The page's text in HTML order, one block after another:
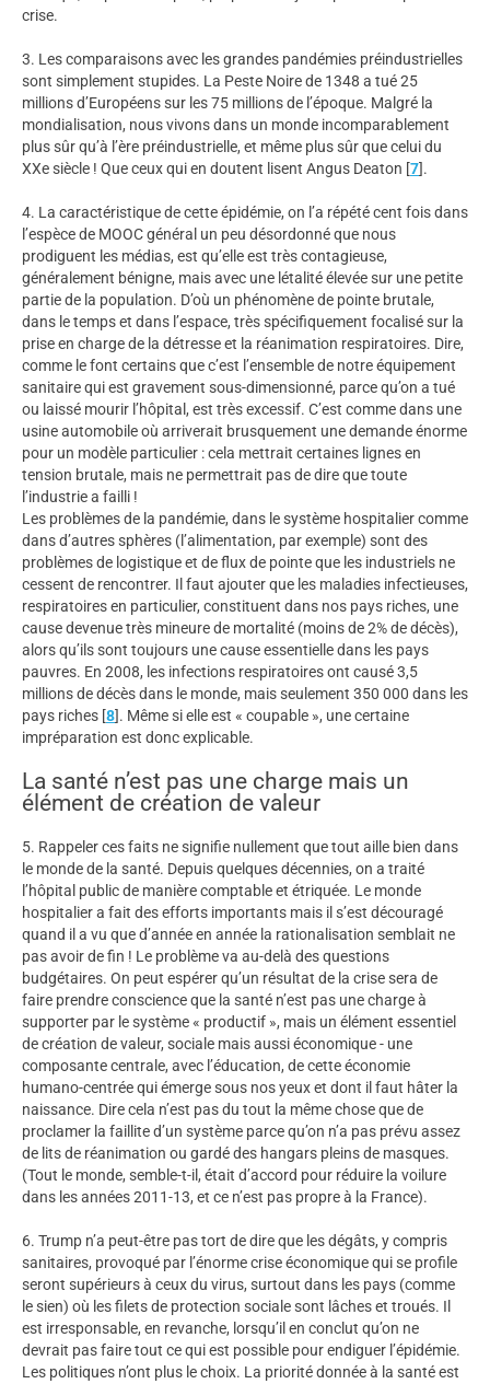
crise.
3. Les comparaisons avec les grandes pandémies préindustrielles
sont simplement stupides. La Peste Noire de 1348 a tué 25
millions d’Européens sur les 75 millions de l’époque. Malgré la
mondialisation, nous vivons dans un monde incomparablement
plus sûr qu’à l’ère préindustrielle, et même plus sûr que celui du
XXe siècle ! Que ceux qui en doutent lisent Angus Deaton [7].
4. La caractéristique de cette épidémie, on l’a répété cent fois dans
l’espèce de MOOC général un peu désordonné que nous
prodiguent les médias, est qu’elle est très contagieuse,
généralement bénigne, mais avec une létalité élevée sur une petite
partie de la population. D’où un phénomène de pointe brutale,
dans le temps et dans l’espace, très spécifiquement focalisé sur la
prise en charge de la détresse et la réanimation respiratoires. Dire,
comme le font certains que c’est l’ensemble de notre équipement
sanitaire qui est gravement sous-dimensionné, parce qu’on a tué
ou laissé mourir l’hôpital, est très excessif. C’est comme dans une
usine automobile où arriverait brusquement une demande énorme
pour un modèle particulier : cela mettrait certaines lignes en
tension brutale, mais ne permettrait pas de dire que toute
l’industrie a failli !
Les problèmes de la pandémie, dans le système hospitalier comme
dans d’autres sphères (l’alimentation, par exemple) sont des
problèmes de logistique et de flux de pointe que les industriels ne
cessent de rencontrer. Il faut ajouter que les maladies infectieuses,
respiratoires en particulier, constituent dans nos pays riches, une
cause devenue très mineure de mortalité (moins de 2% de décès),
alors qu’ils sont toujours une cause essentielle dans les pays
pauvres. En 2008, les infections respiratoires ont causé 3,5
millions de décès dans le monde, mais seulement 350 000 dans les
pays riches [8]. Même si elle est « coupable », une certaine
impréparation est donc explicable.
La santé n’est pas une charge mais un
élément de création de valeur
5. Rappeler ces faits ne signifie nullement que tout aille bien dans
le monde de la santé. Depuis quelques décennies, on a traité
l’hôpital public de manière comptable et étriquée. Le monde
hospitalier a fait des efforts importants mais il s’est découragé
quand il a vu que d’année en année la rationalisation semblait ne
pas avoir de fin ! Le problème va au-delà des questions
budgétaires. On peut espérer qu’un résultat de la crise sera de
faire prendre conscience que la santé n’est pas une charge à
supporter par le système « productif », mais un élément essentiel
de création de valeur, sociale mais aussi économique - une
composante centrale, avec l’éducation, de cette économie
humano-centrée qui émerge sous nos yeux et dont il faut hâter la
naissance. Dire cela n’est pas du tout la même chose que de
proclamer la faillite d’un système parce qu’on n’a pas prévu assez
de lits de réanimation ou gardé des hangars pleins de masques.
(Tout le monde, semble-t-il, était d’accord pour réduire la voilure
dans les années 2011-13, et ce n’est pas propre à la France).
6. Trump n’a peut-être pas tort de dire que les dégâts, y compris
sanitaires, provoqué par l’énorme crise économique qui se profile
seront supérieurs à ceux du virus, surtout dans les pays (comme
le sien) où les filets de protection sociale sont lâches et troués. Il
est irresponsable, en revanche, lorsqu’il en conclut qu’on ne
devrait pas faire tout ce qui est possible pour endiguer l’épidémie.
Les politiques n’ont plus le choix. La priorité donnée à la santé est